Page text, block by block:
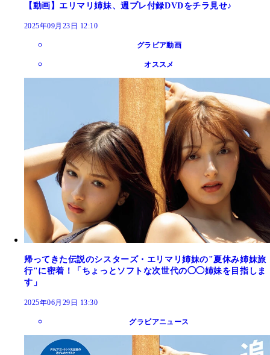
【動画】エリマリ姉妹、週プレ付録DVDをチラ見せ♪
2025年09月23日 12:10
グラビア動画
オススメ
帰ってきた伝説のシスターズ・エリマリ姉妹の"夏休み姉妹旅
行"に密着！「ちょっとソフトな次世代の◯◯姉妹を目指しま
す」
2025年06月29日 13:30
グラビアニュース